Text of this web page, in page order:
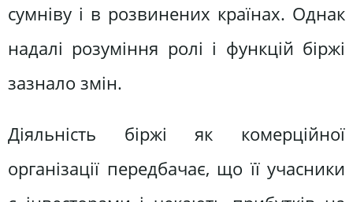
сумніву і в розвинених країнах. Однак
надалі розуміння ролі і функцій біржі
зазнало змін.
Діяльність біржі як комерційної
організації передбачає, що її учасники